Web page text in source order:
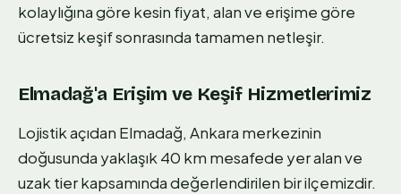
kolaylığına göre kesin fiyat, alan ve erişime göre
ücretsiz keşif sonrasında tamamen netleşir.
Elmadağ'a Erişim ve Keşif Hizmetlerimiz
Lojistik açıdan Elmadağ, Ankara merkezinin
doğusunda yaklaşık 40 km mesafede yer alan ve
uzak tier kapsamında değerlendirilen bir ilçemizdir.